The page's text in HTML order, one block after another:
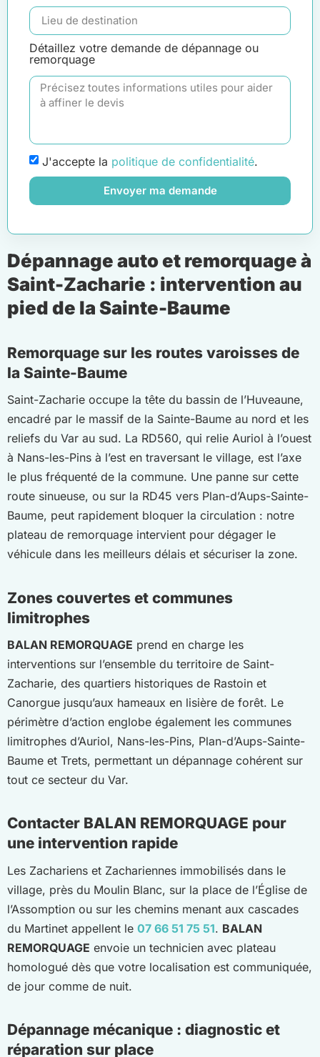
Détaillez votre demande de dépannage ou
remorquage
J'accepte la politique de confidentialité.
Envoyer ma demande
Dépannage auto et remorquage à
Saint-Zacharie : intervention au
pied de la Sainte-Baume
Remorquage sur les routes varoisses de
la Sainte-Baume
Saint-Zacharie occupe la tête du bassin de l’Huveaune,
encadré par le massif de la Sainte-Baume au nord et les
reliefs du Var au sud. La RD560, qui relie Auriol à l’ouest
à Nans-les-Pins à l’est en traversant le village, est l’axe
le plus fréquenté de la commune. Une panne sur cette
route sinueuse, ou sur la RD45 vers Plan-d’Aups-Sainte-
Baume, peut rapidement bloquer la circulation : notre
plateau de remorquage intervient pour dégager le
véhicule dans les meilleurs délais et sécuriser la zone.
Zones couvertes et communes
limitrophes
BALAN REMORQUAGE prend en charge les
interventions sur l’ensemble du territoire de Saint-
Zacharie, des quartiers historiques de Rastoin et
Canorgue jusqu’aux hameaux en lisière de forêt. Le
périmètre d’action englobe également les communes
limitrophes d’Auriol, Nans-les-Pins, Plan-d’Aups-Sainte-
Baume et Trets, permettant un dépannage cohérent sur
tout ce secteur du Var.
Contacter BALAN REMORQUAGE pour
une intervention rapide
Les Zachariens et Zachariennes immobilisés dans le
village, près du Moulin Blanc, sur la place de l’Église de
l’Assomption ou sur les chemins menant aux cascades
du Martinet appellent le 07 66 51 75 51. BALAN
REMORQUAGE envoie un technicien avec plateau
homologué dès que votre localisation est communiquée,
de jour comme de nuit.
Dépannage mécanique : diagnostic et
réparation sur place